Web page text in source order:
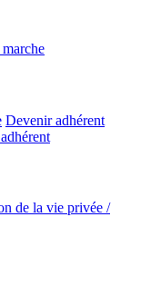
Devenir adhérent
de la vie privée /